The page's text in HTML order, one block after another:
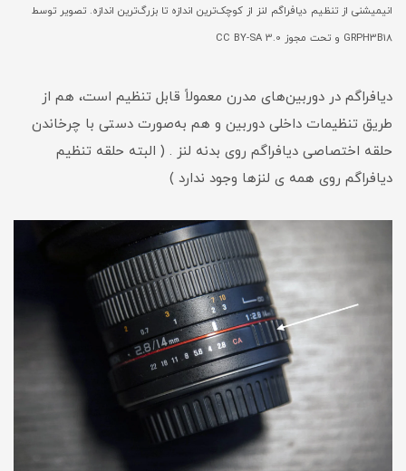
انیمیشنی از تنظیم دیافراگم لنز از کوچک‌ترین اندازه تا بزرگ‌ترین اندازه. تصویر توسط
GRPH3B18 و تحت مجوز CC BY-SA 3.0
دیافراگم در دوربین‌های مدرن معمولاً قابل تنظیم است، هم از
طریق تنظیمات داخلی دوربین و هم به‌صورت دستی با چرخاندن
حلقه اختصاصی دیافراگم روی بدنه لنز . ( البته حلقه تنظیم
دیافراگم روی همه ی لنزها وجود ندارد )